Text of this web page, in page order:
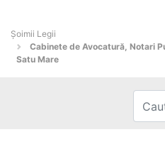
Șoimii Legii
Cabinete de Avocatură, Notari
Satu Mare